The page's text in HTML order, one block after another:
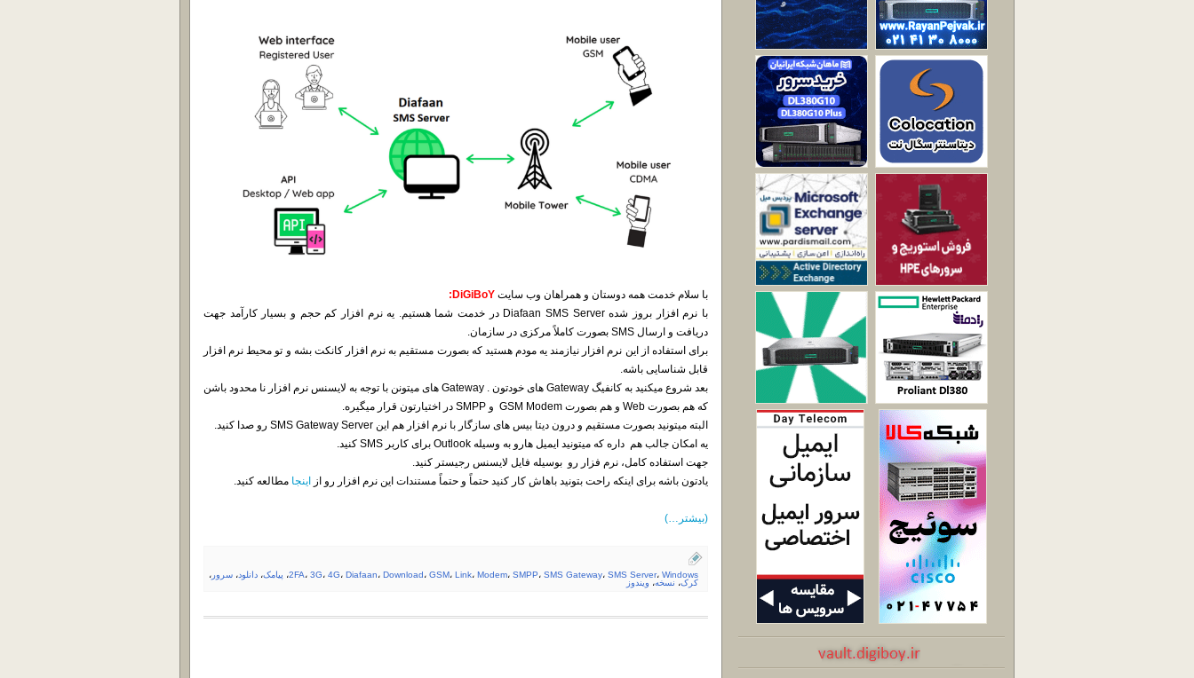
با سلام خدمت همه دوستان و همراهان وب سایت
با نرم افزار بروز شده Diafaan SMS Server در خدمت شما هستیم. یه نرم افزار کم حجم و بسیار کارآمد جهت
دریافت و ارسال SMS بصورت کاملاً مرکزی در سازمان.
برای استفاده از این نرم افزار نیازمند یه مودم هستید که بصورت مستقیم به نرم افزار کانکت بشه و تو محیط نرم افزار
قابل شناسایی باشه.
بعد شروع میکنید به کانفیگ Gateway های خودتون . Gateway های میتونن با توجه به لایسنس نرم افزار نا محدود باشن
که هم بصورت Web و هم بصورت GSM Modem و SMPP در اختیارتون قرار میگیره.
البته میتونید بصورت مستقیم و درون دیتا بیس های سازگار با نرم افزار هم این SMS Gateway Server رو صدا کنید.
یه امکان جالب هم داره که میتونید ایمیل هارو به وسیله Outlook برای کاربر SMS کنید.
جهت استفاده کامل، نرم فزار رو بوسیله فایل لایسنس رجیستر کنید.
یادتون باشه برای اینکه راحت بتونید باهاش کار کنید حتماً و حتماً مستندات این نرم افزار رو از
اینجا مطالعه کنید.
(بیشتر…)
2FA، 3G، 4G، Diafaan، Download، GSM، Link، Modem، SMPP، SMS Gateway، SMS Server، Windows ، پیامک، دانلود، سرور ،
کرک، نسخه، ویندوز